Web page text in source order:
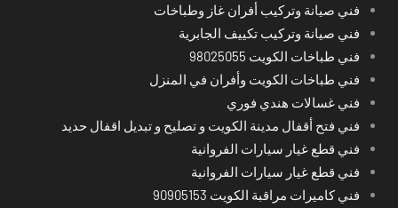
فني صيانة وتركيب أفران غاز وطباخات
فني صيانة وتركيب تكييف الجابرية
فني طباخات الكويت 98025055
فني طباخات الكويت وأفران في المنزل
فني غسالات هندي فوري
فني فتح أقفال مدينة الكويت و تصليح و تبديل اقفال حديد
فني قطع غيار سيارات الفروانية
فني قطع غيار سيارات الفروانية
فني كاميرات مراقبة الكويت 90905153